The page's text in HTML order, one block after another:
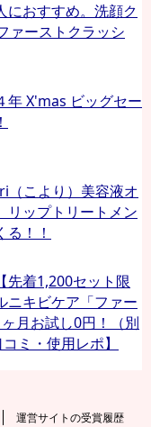
におすすめ。洗顔ク
ァーストクラッシ
年 X'mas ビッグセー
（こより）美容液オ
リップトリートメン
る！！
先着1,200セット限
ニキビケア「ファー
月お試し0円！（別
ミ・使用レポ】
運営サイトの受賞履歴